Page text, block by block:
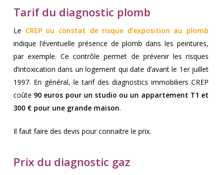
Tarif du diagnostic plomb
Le CREP ou constat de risque d’exposition au plomb
indique l’éventuelle présence de plomb dans les peintures,
par exemple. Ce contrôle permet de prévenir les risques
d’intoxication dans un logement qui date d’avant le 1er juillet
1997. En général, le tarif des diagnostics immobiliers CREP
coûte 90 euros pour un studio ou un appartement T1 et
300 € pour une grande maison.
Il faut faire des devis pour connaitre le prix.
Prix du diagnostic gaz